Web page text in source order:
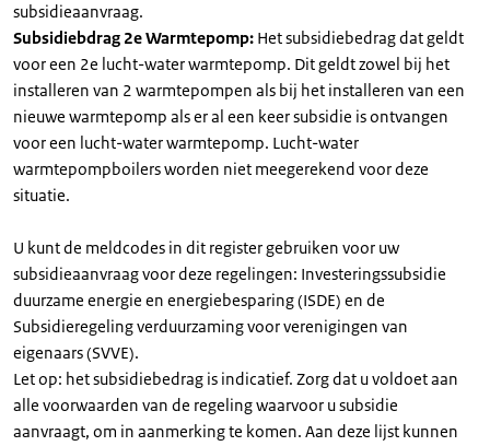
subsidieaanvraag.
Subsidiebdrag 2e Warmtepomp: Het subsidiebedrag dat geldt
voor een 2e lucht-water warmtepomp. Dit geldt zowel bij het
installeren van 2 warmtepompen als bij het installeren van een
nieuwe warmtepomp als er al een keer subsidie is ontvangen
voor een lucht-water warmtepomp. Lucht-water
warmtepompboilers worden niet meegerekend voor deze
situatie.
U kunt de meldcodes in dit register gebruiken voor uw
subsidieaanvraag voor deze regelingen: Investeringssubsidie
duurzame energie en energiebesparing (ISDE) en de
Subsidieregeling verduurzaming voor verenigingen van
eigenaars (SVVE).
Let op: het subsidiebedrag is indicatief. Zorg dat u voldoet aan
alle voorwaarden van de regeling waarvoor u subsidie
aanvraagt, om in aanmerking te komen. Aan deze lijst kunnen